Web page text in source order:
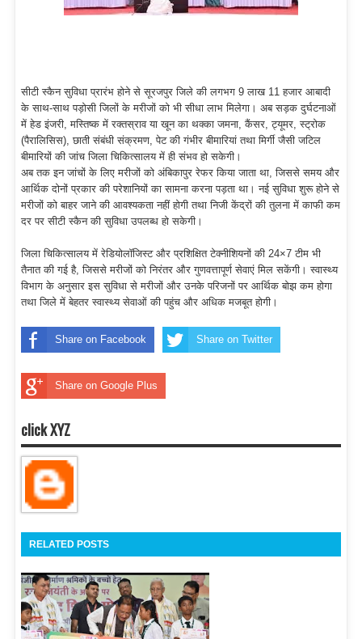
सीटी स्कैन सुविधा प्रारंभ होने से सूरजपुर जिले की लगभग 9 लाख 11 हजार आबादी
के साथ-साथ पड़ोसी जिलों के मरीजों को भी सीधा लाभ मिलेगा। अब सड़क दुर्घटनाओं
में हेड इंजरी, मस्तिष्क में रक्तस्राव या खून का थक्का जमना, कैंसर, ट्यूमर, स्ट्रोक
(पैरालिसिस), छाती संबंधी संक्रमण, पेट की गंभीर बीमारियां तथा मिर्गी जैसी जटिल
बीमारियों की जांच जिला चिकित्सालय में ही संभव हो सकेगी।
अब तक इन जांचों के लिए मरीजों को अंबिकापुर रेफर किया जाता था, जिससे समय और
आर्थिक दोनों प्रकार की परेशानियों का सामना करना पड़ता था। नई सुविधा शुरू होने से
मरीजों को बाहर जाने की आवश्यकता नहीं होगी तथा निजी केंद्रों की तुलना में काफी कम
दर पर सीटी स्कैन की सुविधा उपलब्ध हो सकेगी।
जिला चिकित्सालय में रेडियोलॉजिस्ट और प्रशिक्षित टेक्नीशियनों की 24×7 टीम भी
तैनात की गई है, जिससे मरीजों को निरंतर और गुणवत्तापूर्ण सेवाएं मिल सकेंगी। स्वास्थ्य
विभाग के अनुसार इस सुविधा से मरीजों और उनके परिजनों पर आर्थिक बोझ कम होगा
तथा जिले में बेहतर स्वास्थ्य सेवाओं की पहुंच और अधिक मजबूत होगी।
Share on Facebook Share on Twitter
Share on Google Plus
click XYZ
RELATED POSTS